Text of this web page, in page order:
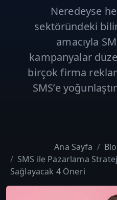
Neredeyse
sektöründeki
amacıyla
kampanyalar
birçok firma
SMS’e
Ana Sayfa
SMS ile Pazarlama
Sağlayacak 4 Öneri